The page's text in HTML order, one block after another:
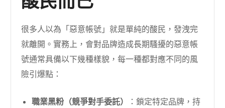
很多人以為「惡意帳號」就是單純的酸民，發洩完
就離開。實務上，會對品牌造成長期騷擾的惡意帳
號通常具備以下幾種樣貌，每一種都對應不同的風
險引爆點：
職業黑粉（競爭對手委託）
：鎖定特定品牌，持